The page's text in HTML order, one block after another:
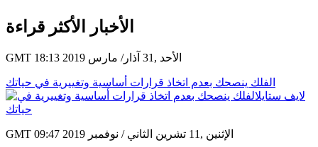
الأخبار الأكثر قراءة
GMT 18:13 2019 الأحد ,31 آذار/ مارس
الفلك ينصحك بعدم اتخاذ قرارات أساسية وتغييرية في حياتك
GMT 09:47 2019 الإثنين ,11 تشرين الثاني / نوفمبر